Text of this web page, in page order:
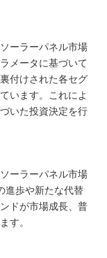
ーラーパネル市場
メータに基づいて
付けされた各セグ
います。これによ
いた投資決定を行
ーラーパネル市場
進歩や新たな代替
ドが市場成長、普
す。